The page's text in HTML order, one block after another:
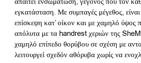
εγκατάσταση. Με συμπαγές μέγεθος, είναι
επίσκεψη κατ’ οίκον και με χαμηλό ύψος
απόλυτα με τα handrest χεριών της
χαμηλό επίπεδο θορύβου σε σχέση με
λειτουργεί σχεδόν αθόρυβα χωρίς να